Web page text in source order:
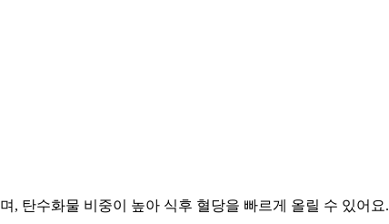
, 탄수화물 비중이 높아 식후 혈당을 빠르게 올릴 수 있어요.